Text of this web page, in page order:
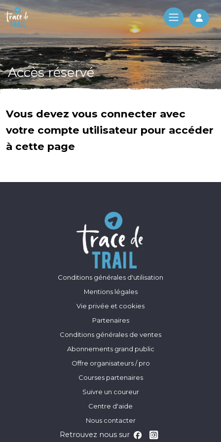
Log
Accès réservé
Vous devez vous connecter avec
votre compte utilisateur pour accéder
à cette page
Conditions générales d'utilisation
Mentions légales
Vie privée et cookies
Partenaires
Conditions générales de ventes
Abonnements grand public
Offre organisateurs / pro
Courses partenaires
Suivre un coureur
Centre d'aide
Nous contacter
Retrouvez nous sur